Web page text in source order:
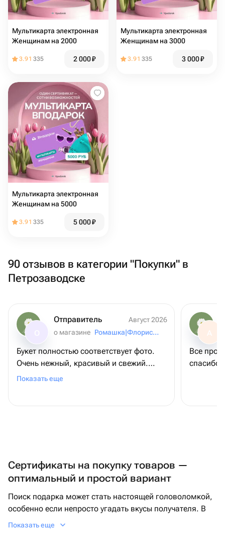
Мультикарта электронная
Женщинам на 2000
3.91 335 2 000₽
Мультикарта электронная
Женщинам на 3000
3.91 335 3 000₽
Мультикарта электронная
Женщинам на 5000
3.91 335 5 000₽
90 отзывов в категории "Покупки" в
Петрозаводске
Отправитель
Август 2026
о магазине
Ромашка|Флористическая студия
Букет полностью соответствует фото.
Очень нежный, красивый и свежий.
Получатель в восторге!
Показать еще
А
Все
спасибо
Сертификаты на покупку товаров —
оптимальный и простой вариант
Поиск подарка может стать настоящей головоломкой,
особенно если непросто угадать вкусы получателя. В
таких случаях оптимально подойдет сертификат на
Показать еще